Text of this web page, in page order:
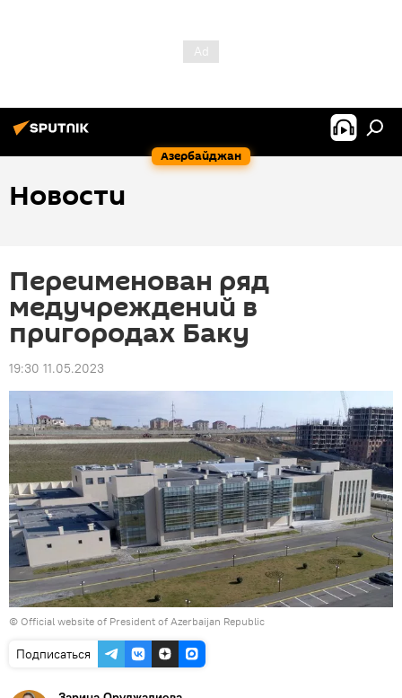
Азербайджан
Новости
Переименован ряд
медучреждений в
пригородах Баку
19:30 11.05.2023
© Official website of President of Azerbaijan Republic
Подписаться